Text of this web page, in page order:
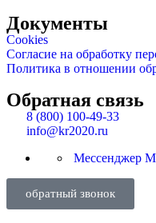
Документы
Cookies
Согласие на обработку
Политика в отношении
Обратная связь
8 (800) 100-49-33
info@kr2020.ru
Мессенджер
обратный звонок